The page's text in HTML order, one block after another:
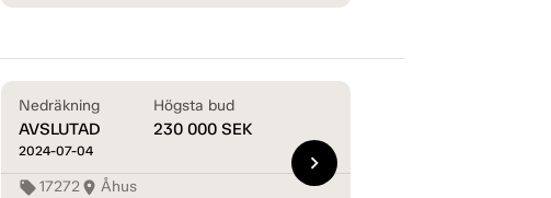
Nedräkning
AVSLUTAD
2024-07-04
Högsta bud
230 000 SEK
local_offer17272room Åhus
chevron_right